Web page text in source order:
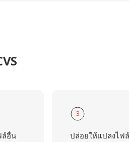
ล์อื่น
3
ปล่อยให้แปลงไฟ